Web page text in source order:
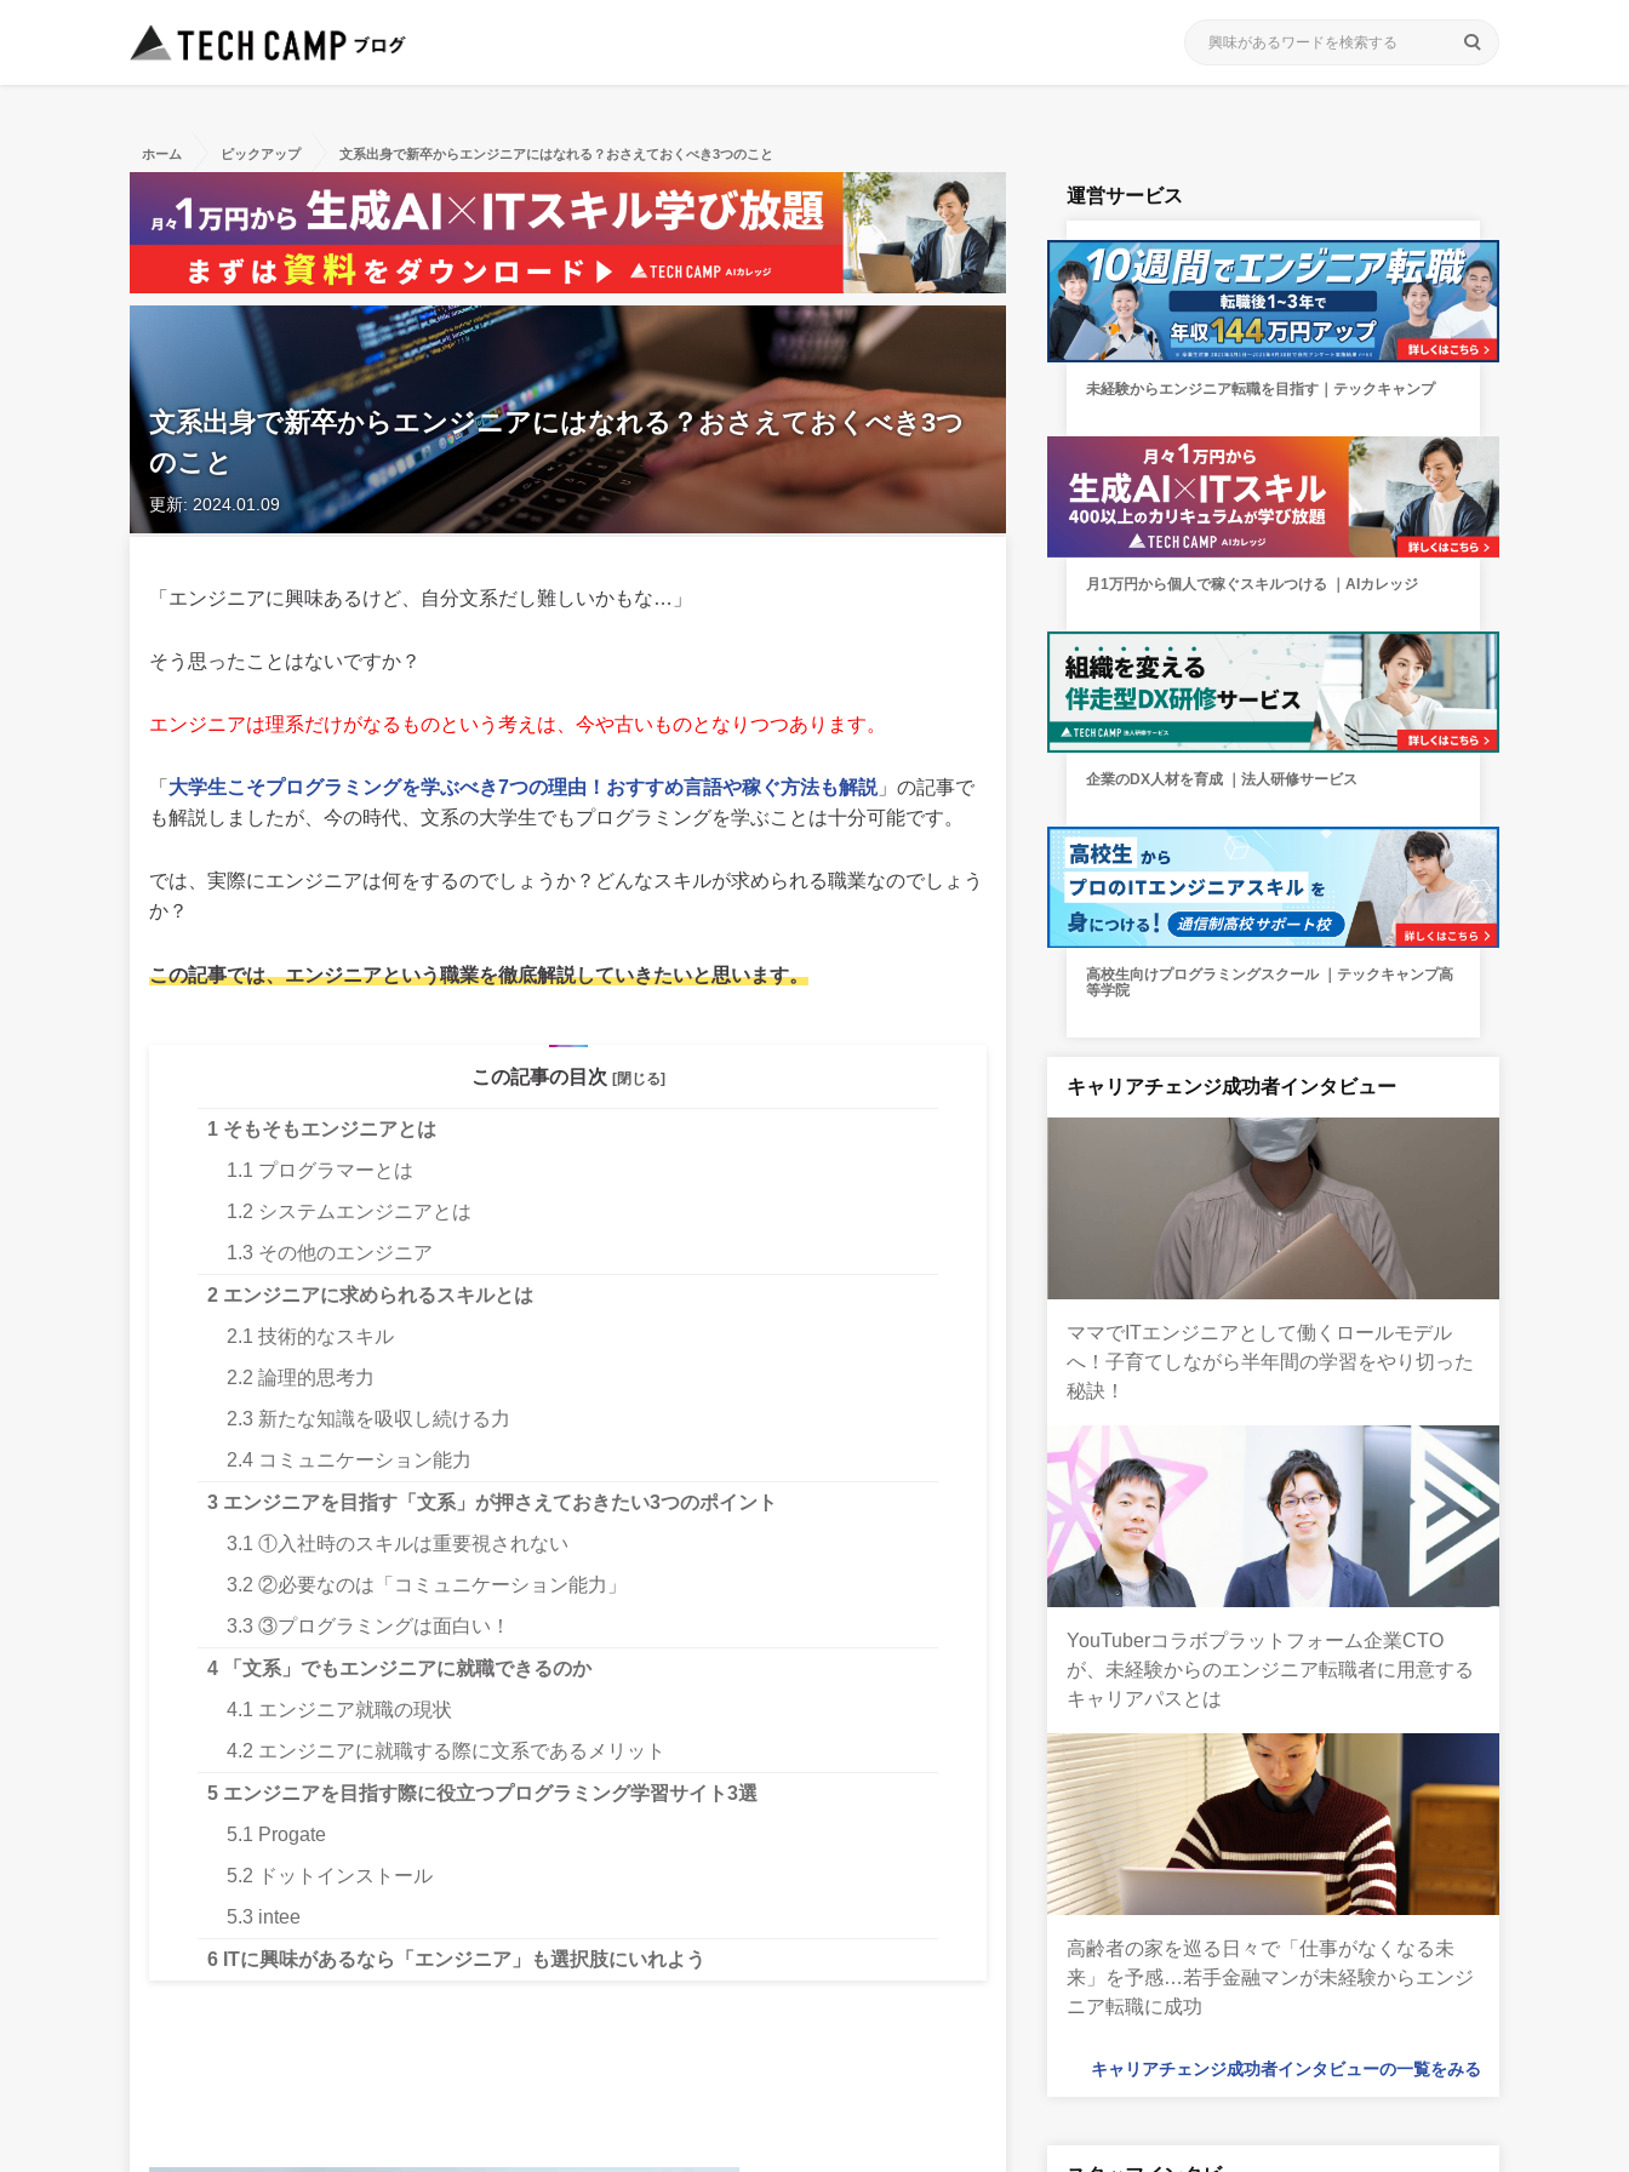
search
ホーム ピックアップ 文系出身で新卒からエンジニアにはなれる？おさえておくべき3つのこと
文系出身で新卒からエンジニアにはなれる？おさえておくべき3つ
のこと
更新: 2024.01.09
「エンジニアに興味あるけど、自分文系だし難しいかもな…」
そう思ったことはないですか？
エンジニアは理系だけがなるものという考えは、今や古いものとなりつつあります。
「 大学生こそプログラミングを学ぶべき7つの理由！おすすめ言語や稼ぐ方法も解説」の記事で
も解説しましたが、今の時代、文系の大学生でもプログラミングを学ぶことは十分可能です。
では、実際にエンジニアは何をするのでしょうか？どんなスキルが求められる職業なのでしょう
か？
この記事では、エンジニアという職業を徹底解説していきたいと思います。
この記事の目次 [閉じる]
1 そもそもエンジニアとは
1.1 プログラマーとは
1.2 システムエンジニアとは
1.3 その他のエンジニア
2 エンジニアに求められるスキルとは
2.1 技術的なスキル
2.2 論理的思考力
2.3 新たな知識を吸収し続ける力
2.4 コミュニケーション能力
3 エンジニアを目指す「文系」が押さえておきたい3つのポイント
3.1 ①入社時のスキルは重要視されない
3.2 ②必要なのは「コミュニケーション能力」
3.3 ③プログラミングは面白い！
4 「文系」でもエンジニアに就職できるのか
4.1 エンジニア就職の現状
4.2 エンジニアに就職する際に文系であるメリット
5 エンジニアを目指す際に役立つプログラミング学習サイト3選
5.1 Progate
5.2 ドットインストール
5.3 intee
6 ITに興味があるなら「エンジニア」も選択肢にいれよう
運営サービス
未経験からエンジニア転職を目指す｜テックキャンプ
月1万円から個人で稼ぐスキルつける ｜AIカレッジ
企業のDX人材を育成 ｜法人研修サービス
高校生向けプログラミングスクール ｜テックキャンプ高
等学院
キャリアチェンジ成功者インタビュー
ママでITエンジニアとして働くロールモデル
へ！子育てしながら半年間の学習をやり切った
秘訣！
YouTuberコラボプラットフォーム企業CTO
が、未経験からのエンジニア転職者に用意する
キャリアパスとは
高齢者の家を巡る日々で「仕事がなくなる未
来」を予感…若手金融マンが未経験からエンジ
ニア転職に成功
キャリアチェンジ成功者インタビューの一覧をみる